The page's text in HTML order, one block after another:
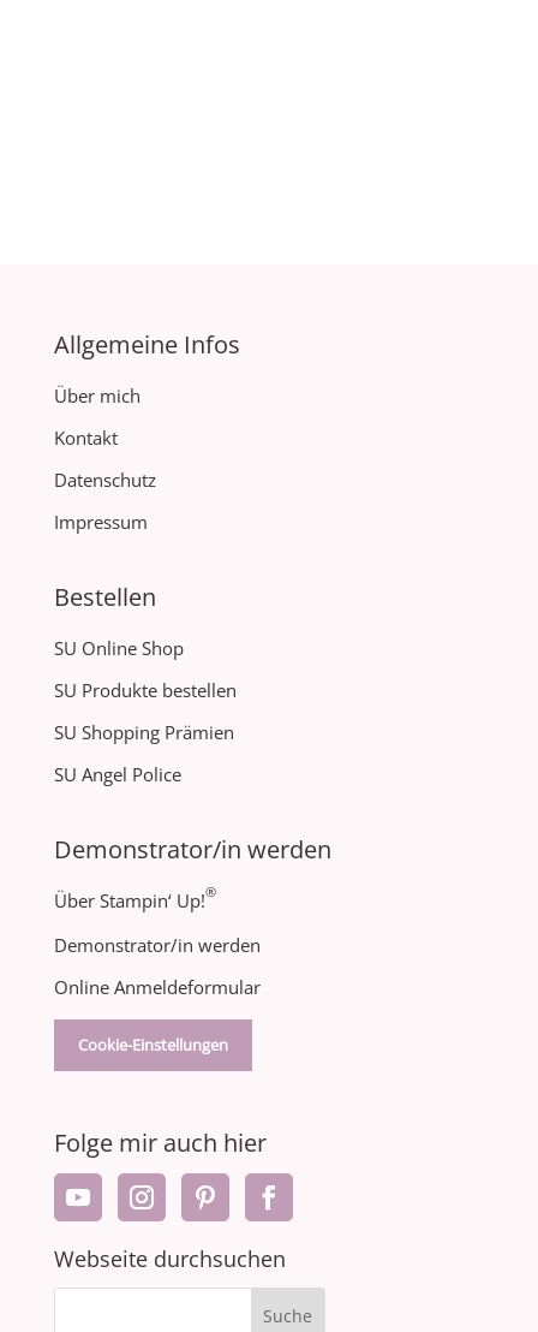
Allgemeine Infos
Über mich
Kontakt
Datenschutz
Impressum
Bestellen
SU Online Shop
SU Produkte bestellen
SU Shopping Prämien
SU Angel Police
Demonstrator/in werden
Über Stampin‘ Up!®
Demonstrator/in werden
Online Anmeldeformular
Cookie-Einstellungen
Folge mir auch hier
Webseite durchsuchen